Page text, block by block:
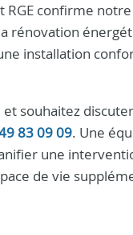
RGE confirme
rénovation
installation
et souhaitez
83 09 09. Une
une
de vie